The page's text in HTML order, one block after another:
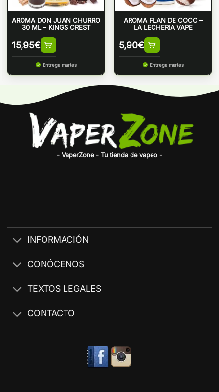
AROMA DON JUAN CHURRO
30 ML – KINGS CREST
15,95€
Entrega martes
AROMA FLAN DE COCO –
LA LECHERIA VAPE
5,90€
Entrega martes
- VaperZone - Tu tienda de vapeo -
INFORMACIÓN
CONÓCENOS
TEXTOS LEGALES
CONTACTO